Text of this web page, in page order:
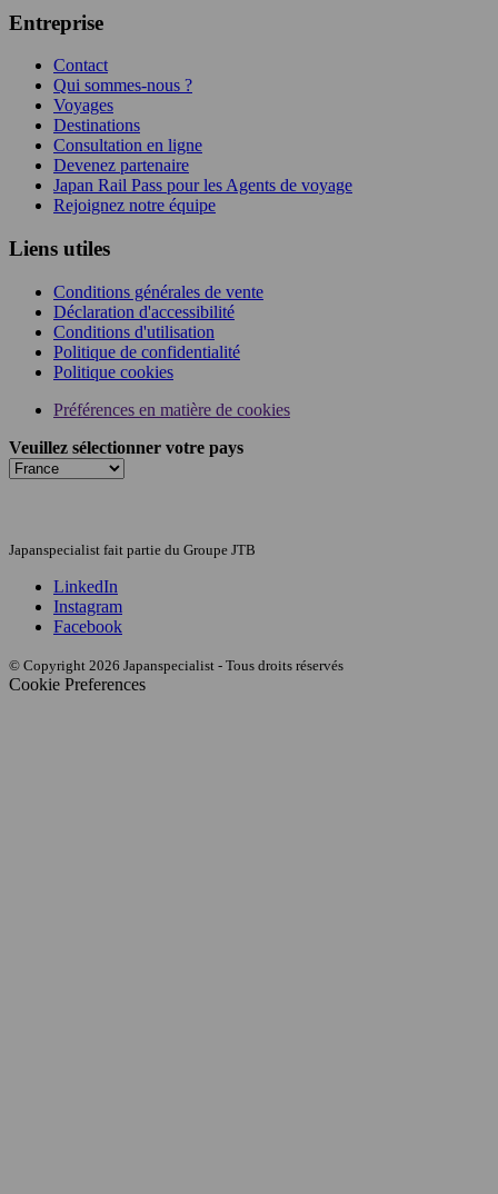
Entreprise
Contact
Qui sommes-nous ?
Voyages
Destinations
Consultation en ligne
Devenez partenaire
Japan Rail Pass pour les Agents de voyage
Rejoignez notre équipe
Liens utiles
Conditions générales de vente
Déclaration d'accessibilité
Conditions d'utilisation
Politique de confidentialité
Politique cookies
Préférences en matière de cookies
Veuillez sélectionner votre pays
Japanspecialist fait partie du Groupe JTB
LinkedIn
Instagram
Facebook
© Copyright 2026 Japanspecialist - Tous droits réservés
Cookie Preferences